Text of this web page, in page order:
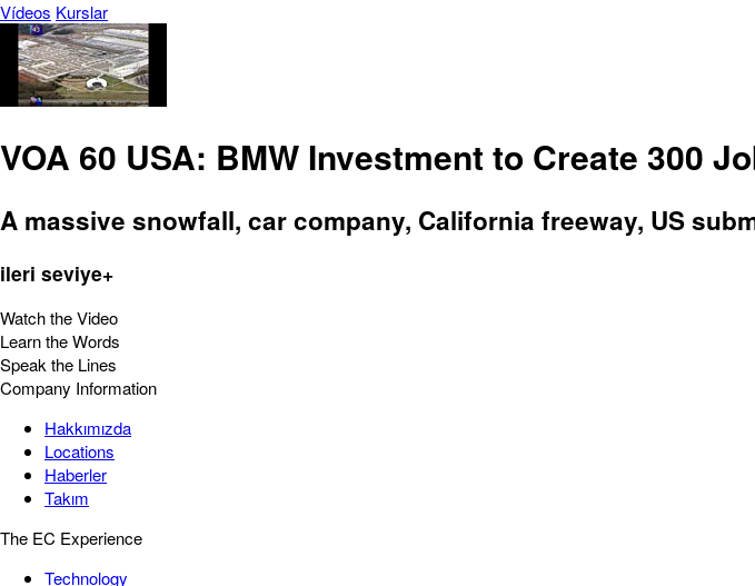
Vídeos Kurslar
VOA 60 USA: BMW Investment to Create 300
A massive snowfall, car company, California freeway, US
ileri seviye+
Watch the Video
Learn the Words
Speak the Lines
Company Information
Hakkımızda
Locations
Haberler
Takım
The EC Experience
Technology